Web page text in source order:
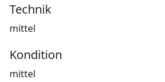
Technik
mittel
Kondition
mittel